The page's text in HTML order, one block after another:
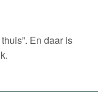
En daar is